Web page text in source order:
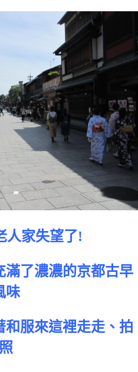
人家失望了!
滿了濃濃的京都古早
味
服來這裡走走、拍
照